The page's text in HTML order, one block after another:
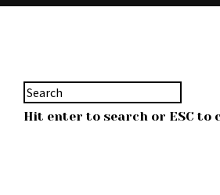
Hit enter to search or ESC to